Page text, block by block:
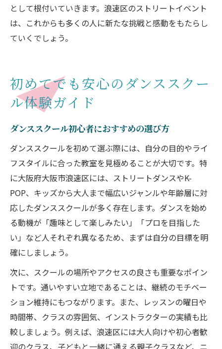
として根付いていきます。浪速区のストリートイベント
は、これからも多くの人に新たな挑戦と感動をもたらし
ていくでしょう。
初めてでも安心のダンススクー
ル体験ガイド
ダンススクール初心者におすすめの選び方
ダンススクールを初めて選ぶ際には、自分の目的やライ
フスタイルに合った教室を見極めることが大切です。特
に大阪府大阪市浪速区には、ストリートダンスやK-
POP、キッズから大人まで幅広いジャンルや年齢層に対
応したダンススクールが多く存在します。ダンスを始め
る動機が「趣味として楽しみたい」「プロを目指した
い」など人それぞれ異なるため、まずは自分の目標を明
確にしましょう。
次に、スクールの場所やアクセスの良さも重要なポイン
トです。通いやすい立地であることは、継続のモチベー
ション維持にもつながります。また、レッスンの曜日や
時間帯、クラスの雰囲気、インストラクターの実績も比
較しましょう。例えば、浪速区には大人向けや初心者歓